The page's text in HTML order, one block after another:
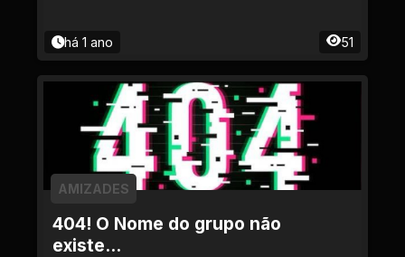
há 1 ano 51
404! O Nome do grupo não
existe...
AMIZADES